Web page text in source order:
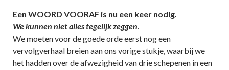
Een WOORD VOORAF is nu een keer nodig.
We kunnen niet alles tegelijk zeggen.
We moeten voor de goede orde eerst nog een
vervolgverhaal breien aan ons vorige stukje, waarbij we
het hadden over de afwezigheid van drie schepenen in een